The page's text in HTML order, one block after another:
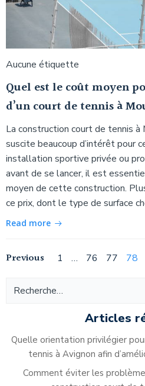
Aucune étiquette
Quel est le coût moyen
d’un court de tennis à
La construction court de tennis à
suscite beaucoup d’intérêt pour
installation sportive privée ou
avant de se lancer, il est
moyen de cette construction.
ce prix, dont le type de surface
Read more
Navigation
des
articles
Previous
des
articles
Page
1 … Page
76 Page
77 78
Articles
Quelle orientation privilégier
tennis à Avignon afin
Comment éviter les